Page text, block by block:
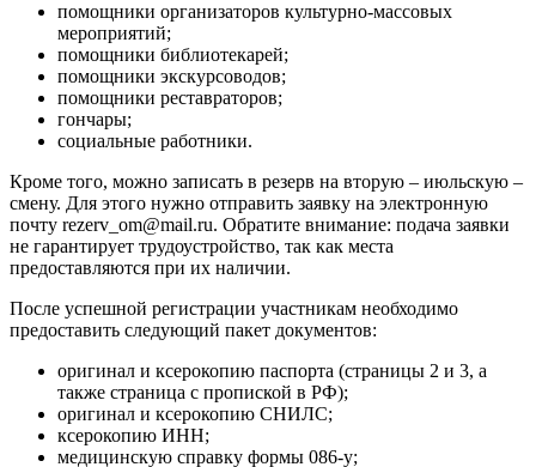
помощники организаторов культурно-массовых
мероприятий;
помощники библиотекарей;
помощники экскурсоводов;
помощники реставраторов;
гончары;
социальные работники.
Кроме того, можно записать в резерв на вторую – июльскую –
смену. Для этого нужно отправить заявку на электронную
почту rezerv_om@mail.ru. Обратите внимание: подача заявки
не гарантирует трудоустройство, так как места
предоставляются при их наличии.
После успешной регистрации участникам необходимо
предоставить следующий пакет документов:
оригинал и ксерокопию паспорта (страницы 2 и 3, а
также страница с пропиской в РФ);
оригинал и ксерокопию СНИЛС;
ксерокопию ИНН;
медицинскую справку формы 086‑у;